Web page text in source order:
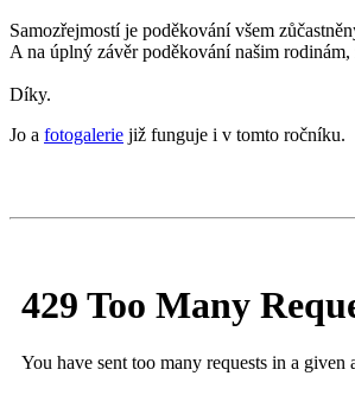
Samozřejmostí je poděkování všem
A na úplný závěr poděkování našim rodinám,
Díky.
Jo a fotogalerie již funguje i v tomto ročníku.